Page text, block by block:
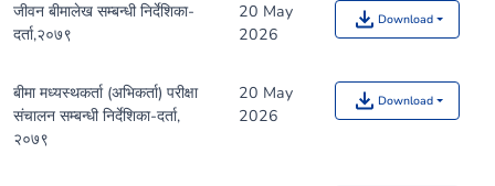
जीवन बीमालेख सम्बन्धी निर्देशिका-
दर्ता,२०७९
20 May
2026
Download
बीमा मध्यस्थकर्ता (अभिकर्ता) परीक्षा
संचालन सम्बन्धी निर्देशिका-दर्ता,
२०७९
20 May
2026
Download